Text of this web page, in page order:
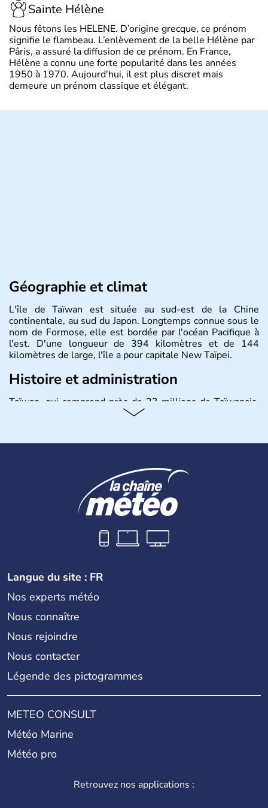
Sainte Hélène
Nous fêtons les HELENE. D’origine grecque, ce prénom
signifie le flambeau. L’enlèvement de la belle Hélène par
Pâris, a assuré la diffusion de ce prénom. En France,
Hélène a connu une forte popularité dans les années
1950 à 1970. Aujourd'hui, il est plus discret mais
demeure un prénom classique et élégant.
Géographie et climat
L'île de Taïwan est située au sud-est de la Chine
continentale, au sud du Japon. Longtemps connue sous le
nom de Formose, elle est bordée par l'océan Pacifique à
l'est. D'une longueur de 394 kilomètres et de 144
kilomètres de large, l'île a pour capitale New Taïpei.
Histoire et administration
Taïwan, qui comprend près de 23 millions de Taïwanais,
joue un rôle important dans l'économie mondiale en
dans d'autres pays d'Asie du Sud-Est. La monnaie
Langue du site : FR
Nos experts météo
Nous connaître
Nous rejoindre
Nous contacter
Légende des pictogrammes
METEO CONSULT
Météo Marine
Météo pro
Retrouvez nos applications :